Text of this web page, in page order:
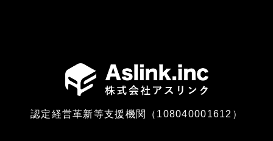
認定経営革新等支援機関（108040001612）